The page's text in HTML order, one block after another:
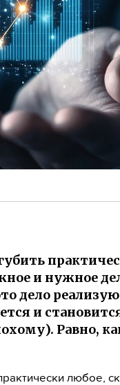
и нужное
дело
и
Равно,
любое,